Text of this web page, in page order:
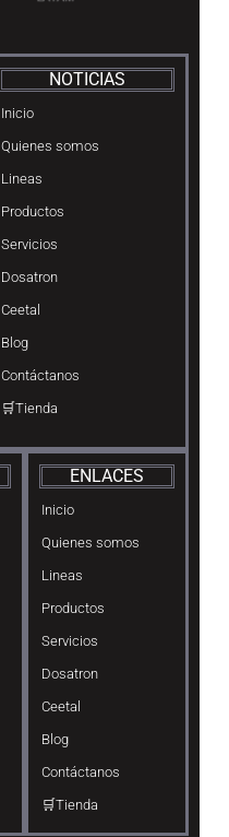
NOTICIAS
Inicio
Quienes somos
Lineas
Productos
Servicios
Dosatron
Ceetal
Blog
Contáctanos
🛒Tienda
ENLACES
Inicio
Quienes somos
Lineas
Productos
Servicios
Dosatron
Ceetal
Blog
Contáctanos
🛒Tienda